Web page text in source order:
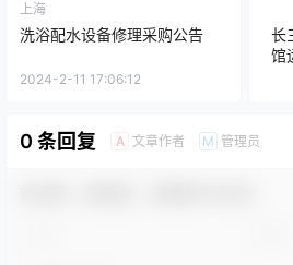
上海
洗浴配水设备修理采购公告
2024-2-11 17:06:12
长
馆
0 条回复 A 文章作者 M 管理员